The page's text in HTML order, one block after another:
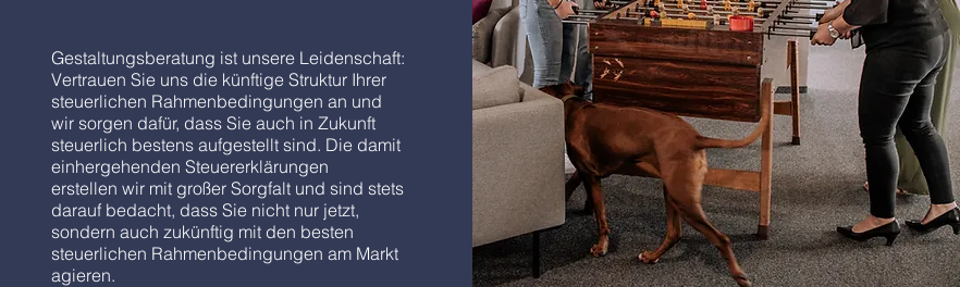
Gestaltungsberatung ist unsere Leidenschaft:
Vertrauen Sie uns die künftige Struktur Ihrer
steuerlichen Rahmenbedingungen an und
wir sorgen dafür, dass Sie auch in Zukunft
steuerlich bestens aufgestellt sind. Die damit
einhergehenden Steuererklärungen
erstellen wir mit großer Sorgfalt und sind stets
darauf bedacht, dass Sie nicht nur jetzt,
sondern auch zukünftig mit den besten
steuerlichen Rahmenbedingungen am Markt
agieren.